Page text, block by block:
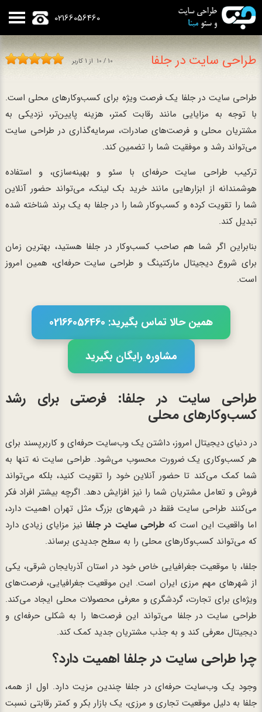
02166056460
طراحی سایت در جلفا 10/ 10 از 1 کاربر
طراحی سایت در جلفا یک فرصت ویژه برای کسب‌وکارهای محلی است.
با توجه به مزایایی مانند رقابت کمتر، هزینه پایین‌تر، نزدیکی به
مشتریان محلی و فرصت‌های صادرات، سرمایه‌گذاری در طراحی سایت
می‌تواند رشد و موفقیت شما را تضمین کند.
ترکیب طراحی سایت حرفه‌ای با سئو و بهینه‌سازی، و استفاده
هوشمندانه از ابزارهایی مانند خرید بک لینک، می‌تواند حضور آنلاین
شما را تقویت کرده و کسب‌وکار شما را در جلفا به یک برند شناخته شده
تبدیل کند.
بنابراین اگر شما هم صاحب کسب‌وکار در جلفا هستید، بهترین زمان
برای شروع دیجیتال مارکتینگ و طراحی سایت حرفه‌ای، همین امروز
است.
همین حالا تماس بگیرید: 02166056460
مشاوره رایگان بگیرید
طراحی سایت در جلفا: فرصتی برای رشد
کسب‌وکارهای محلی
در دنیای دیجیتال امروز، داشتن یک وب‌سایت حرفه‌ای و کاربرپسند برای
هر کسب‌وکاری یک ضرورت محسوب می‌شود. طراحی سایت نه تنها به
شما کمک می‌کند تا حضور آنلاین خود را تقویت کنید، بلکه می‌تواند
فروش و تعامل مشتریان شما را نیز افزایش دهد. اگرچه بیشتر افراد فکر
می‌کنند طراحی سایت فقط در شهرهای بزرگ مثل تهران اهمیت دارد،
اما واقعیت این است که طراحی سایت در جلفا نیز مزایای زیادی دارد
که می‌تواند کسب‌وکارهای محلی را به سطح جدیدی برساند.
جلفا، با موقعیت جغرافیایی خاص خود در استان آذربایجان شرقی، یکی
از شهرهای مهم مرزی ایران است. این موقعیت جغرافیایی، فرصت‌های
ویژه‌ای برای تجارت، گردشگری و معرفی محصولات محلی ایجاد می‌کند.
طراحی سایت در جلفا می‌تواند این فرصت‌ها را به شکلی حرفه‌ای و
دیجیتال معرفی کند و به جذب مشتریان جدید کمک کند.
چرا طراحی سایت در جلفا اهمیت دارد؟
وجود یک وب‌سایت حرفه‌ای در جلفا چندین مزیت دارد. اول از همه،
جلفا به دلیل موقعیت تجاری و مرزی، یک بازار بکر و کمتر رقابتی نسبت